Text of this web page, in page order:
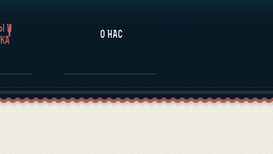
И
О НАС